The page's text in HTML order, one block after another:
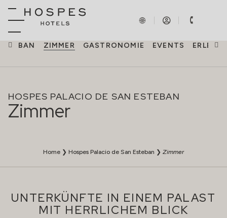
ZIMMER GASTRONOMIE EVENTS
HOSPES PALACIO DE SAN ESTEBAN
Zimmer
Home ❯ Hospes Palacio de San Esteban ❯ Zimmer
UNTERKÜNFTE IN EINEM PALAST
MIT HERRLICHEM BLICK